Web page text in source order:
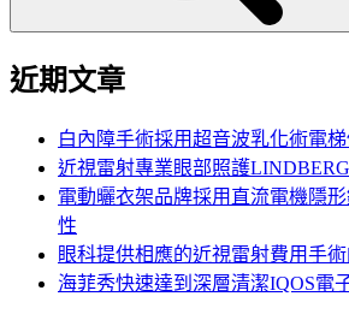
近期文章
白內障手術採用超音波乳化術電
近視雷射專業眼部照護
電動曬衣架品牌採用直流電機隱
性
眼科提供相應的近視雷射費用手
海菲秀快速達到深層清潔IQOS電